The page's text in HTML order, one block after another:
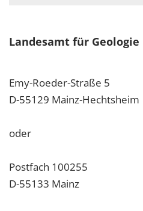
Landesamt für Geologie
Emy-Roeder-Straße 5
D-55129 Mainz-Hechtsheim
oder
Postfach 100255
D-55133 Mainz